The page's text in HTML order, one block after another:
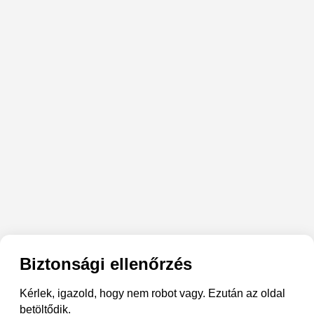
Biztonsági ellenőrzés
Kérlek, igazold, hogy nem robot vagy. Ezután az oldal
betöltődik.